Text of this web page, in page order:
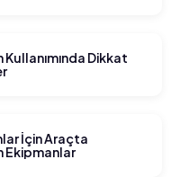
Dikkat
İçin Araçta
Ekipmanlar